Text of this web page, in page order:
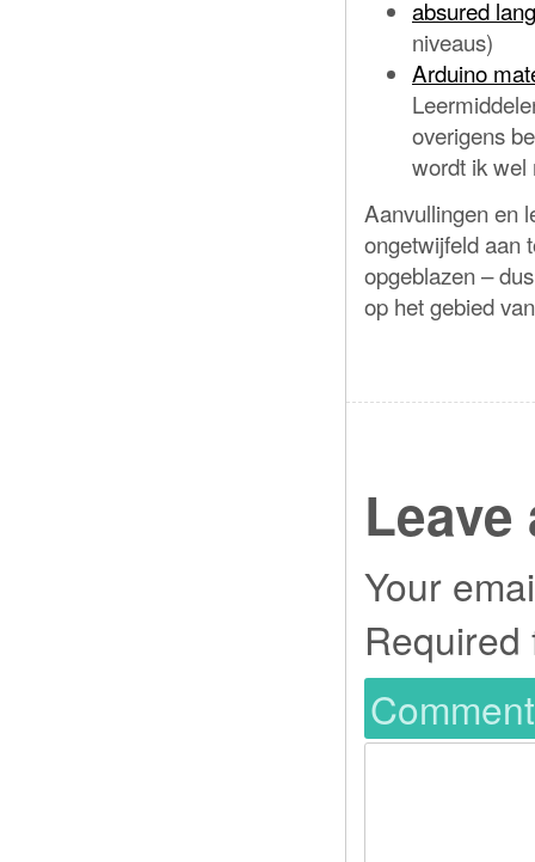
absured
niveaus)
Arduino
overigens
wordt ik wel
Aanvullingen en
ongetwijfeld aan
opgeblazen –
op het gebied
Leave
Your